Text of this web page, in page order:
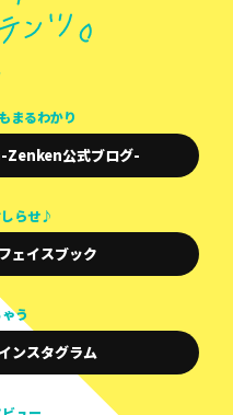
まるわかり
-Zenken公式ブログ-
らせ♪
フェイスブック
う
インスタグラム